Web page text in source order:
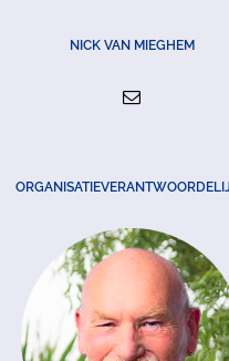
NICK VAN MIEGHEM